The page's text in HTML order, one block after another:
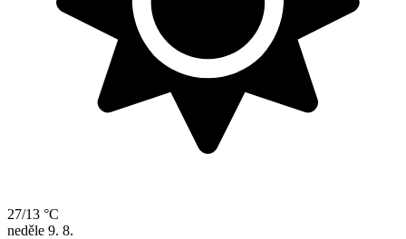
27/13 °C
neděle 9. 8.